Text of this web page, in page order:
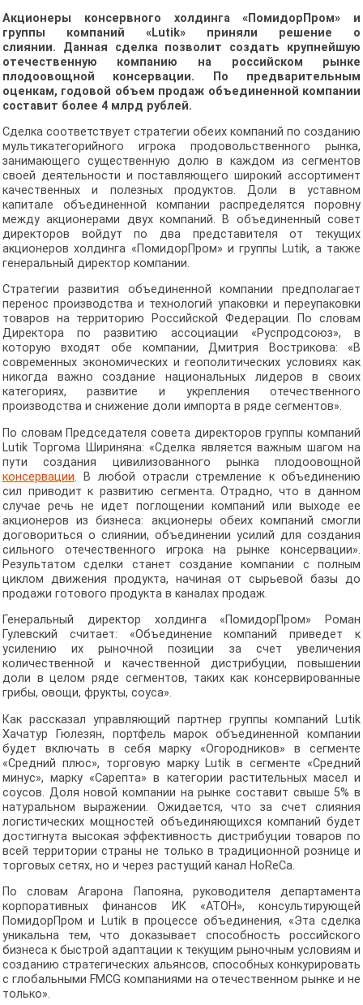
Акционеры консервного холдинга «ПомидорПром» и
группы компаний «Lutik» приняли решение о
слиянии. Данная сделка позволит создать крупнейшую
отечественную компанию на российском рынке
плодоовощной консервации. По предварительным
оценкам, годовой объем продаж объединенной компании
составит более 4 млрд рублей.
Сделка соответствует стратегии обеих компаний по созданию
мультикатегорийного игрока продовольственного рынка,
занимающего существенную долю в каждом из сегментов
своей деятельности и поставляющего широкий ассортимент
качественных и полезных продуктов. Доли в уставном
капитале объединенной компании распределятся поровну
между акционерами двух компаний. В объединенный совет
директоров войдут по два представителя от текущих
акционеров холдинга «ПомидорПром» и группы Lutik, а также
генеральный директор компании.
Стратегии развития объединенной компании предполагает
перенос производства и технологий упаковки и переупаковки
товаров на территорию Российской Федерации. По словам
Директора по развитию ассоциации «Руспродсоюз», в
которую входят обе компании, Дмитрия Вострикова: «В
современных экономических и геополитических условиях как
никогда важно создание национальных лидеров в своих
категориях, развитие и укрепления отечественного
производства и снижение доли импорта в ряде сегментов».
По словам Председателя совета директоров группы компаний
Lutik Торгома Шириняна: «Сделка является важным шагом на
пути создания цивилизованного рынка плодоовощной
консервации. В любой отрасли стремление к объединению
сил приводит к развитию сегмента. Отрадно, что в данном
случае речь не идет поглощении компаний или выходе ее
акционеров из бизнеса: акционеры обеих компаний смогли
договориться о слиянии, объединении усилий для создания
сильного отечественного игрока на рынке консервации».
Результатом сделки станет создание компании с полным
циклом движения продукта, начиная от сырьевой базы до
продажи готового продукта в каналах продаж.
Генеральный директор холдинга «ПомидорПром» Роман
Гулевский считает: «Объединение компаний приведет к
усилению их рыночной позиции за счет увеличения
количественной и качественной дистрибуции, повышении
доли в целом ряде сегментов, таких как консервированные
грибы, овощи, фрукты, соуса».
Как рассказал управляющий партнер группы компаний Lutik
Хачатур Гюлезян, портфель марок объединенной компании
будет включать в себя марку «Огородников» в сегменте
«Средний плюс», торговую марку Lutik в сегменте «Средний
минус», марку «Сарепта» в категории растительных масел и
соусов. Доля новой компании на рынке составит свыше 5% в
натуральном выражении. Ожидается, что за счет слияния
логистических мощностей объединяющихся компаний будет
достигнута высокая эффективность дистрибуции товаров по
всей территории страны не только в традиционной рознице и
торговых сетях, но и через растущий канал HoReCa.
По словам Агарона Папояна, руководителя департамента
корпоративных финансов ИК «АТОН», консультирующей
ПомидорПром и Lutik в процессе объединения, «Эта сделка
уникальна тем, что доказывает способность российского
бизнеса к быстрой адаптации к текущим рыночным условиям и
созданию стратегических альянсов, способных конкурировать
с глобальными FMCG компаниями на отечественном рынке и не
только».